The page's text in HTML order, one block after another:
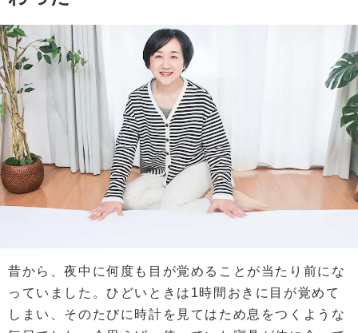
昔から、夜中に何度も目が覚めることが当たり前にな
っていました。ひどいときは1時間おきに目が覚めて
しまい、そのたびに時計を見てはため息をつくような